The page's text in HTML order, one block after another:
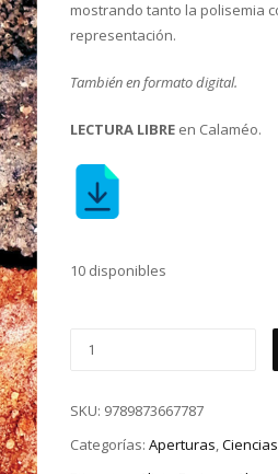
mostrando tanto la polisemia
representación.
También en formato digital.
LECTURA LIBRE en Calaméo.
10 disponibles
SKU: 9789873667787
Categorías: Aperturas,